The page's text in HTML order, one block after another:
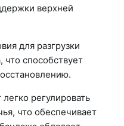
верхней
для разгрузки
что способствует
регулировать
что обеспечивает